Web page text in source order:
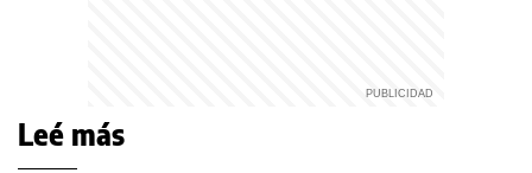
Leé más